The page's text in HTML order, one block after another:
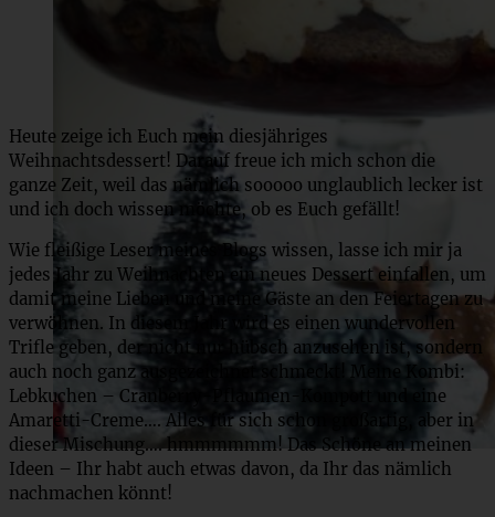
Heute zeige ich Euch mein diesjähriges
Weihnachtsdessert! Darauf freue ich mich schon die
ganze Zeit, weil das nämlich sooooo unglaublich lecker ist
und ich doch wissen möchte, ob es Euch gefällt!
Wie fleißige Leser meines Blogs wissen, lasse ich mir ja
jedes Jahr zu Weihnachten ein neues Dessert einfallen, um
damit meine Lieben und meine Gäste an den Feiertagen zu
verwöhnen. In diesem Jahr wird es einen wundervollen
Trifle geben, der nicht nur hübsch anzusehen ist, sondern
auch noch ganz ausgezeichnet schmeckt! Meine Kombi:
Lebkuchen – Cranberry-Pflaumen-Kompott und eine
Amaretti-Creme…. Alles für sich schon großartig, aber in
dieser Mischung…. hmmmmmm! Das Schöne an meinen
Ideen – Ihr habt auch etwas davon, da Ihr das nämlich
nachmachen könnt!